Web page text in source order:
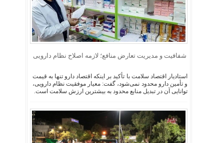
شفافیت و مدیریت تعارض منافع؛ لازمه اصلاح نظام دارویی
استادیار اقتصاد سلامت با تأکید بر اینکه اقتصاد دارو تنها به قیمت
و تأمین دارو محدود نمی‌شود، گفت: معیار موفقیت نظام دارویی،
توانایی آن در تبدیل منابع محدود به بیشترین ارزش سلامت است.